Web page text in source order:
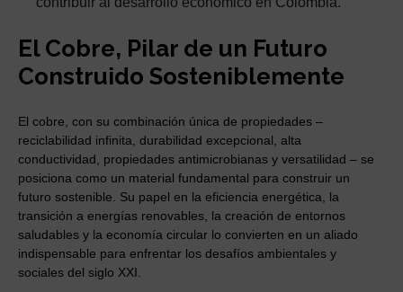
El Cobre, Pilar de un Futuro
Construido Sosteniblemente
El cobre, con su combinación única de propiedades –
reciclabilidad infinita, durabilidad excepcional, alta
conductividad, propiedades antimicrobianas y versatilidad – se
posiciona como un material fundamental para construir un
futuro sostenible. Su papel en la eficiencia energética, la
transición a energías renovables, la creación de entornos
saludables y la economía circular lo convierten en un aliado
indispensable para enfrentar los desafíos ambientales y
sociales del siglo XXI.